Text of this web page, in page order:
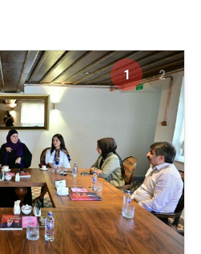
1 2